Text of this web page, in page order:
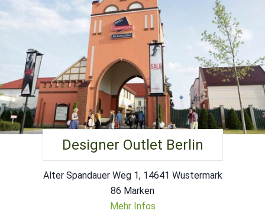
Designer Outlet Berlin
Alter Spandauer Weg 1, 14641 Wustermark
86 Marken
Mehr Infos